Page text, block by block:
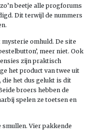
beetje alle progforums
Dit terwijl de nummers
mysterie omhuld. De site
meer niet. Ook
zijn praktisch
het product van twee uit
het dus gelukt is dit
broers hebben de
spelen ze toetsen en
Vier pakkende